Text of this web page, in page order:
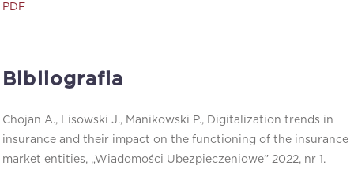
PDF
Bibliografia
Chojan A., Lisowski J., Manikowski P., Digitalization trends in
insurance and their impact on the functioning of the insurance
market entities, „Wiadomości Ubezpieczeniowe” 2022, nr 1.